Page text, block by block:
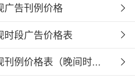
广告刊例价格
时段广告价格表
刊例价格表（晚间时...